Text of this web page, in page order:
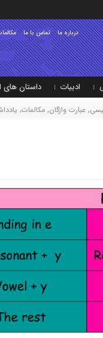
تماس با ما درباره ما
ادبیات داستان های
, عبارت واژگان, مکالمات,